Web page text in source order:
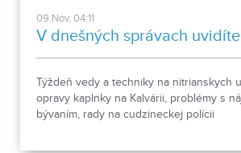
09.Nov, 04:11
V dnešných správach uvidíte
Týždeň vedy a techniky na nitrianskych
opravy kaplnky na Kalvárii, problémy s
bývaním, rady na cudzineckej polícii